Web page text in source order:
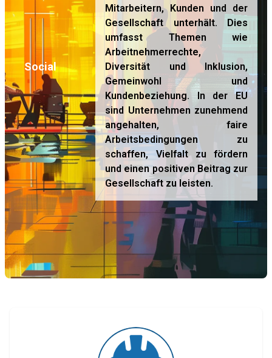
Social
Mitarbeitern, Kunden und der
Gesellschaft unterhält. Dies
umfasst Themen wie
Arbeitnehmerrechte,
Diversität und Inklusion,
Gemeinwohl und
Kundenbeziehung. In der EU
sind Unternehmen zunehmend
angehalten, faire
Arbeitsbedingungen zu
schaffen, Vielfalt zu fördern
und einen positiven Beitrag zur
Gesellschaft zu leisten.